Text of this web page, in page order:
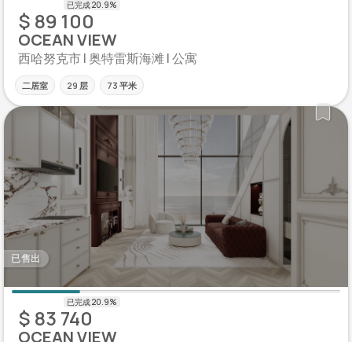
$ 89 100
OCEAN VIEW
西哈努克市 | 奥特雷斯海滩 | 公寓
二居室 29 层 73 平米
已售出
$ 83 740
OCEAN VIEW